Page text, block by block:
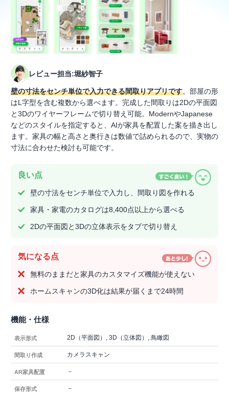
レビュー担当:堀紗智子
壁の寸法をセンチ単位で入力できる間取りアプリです。部屋の形
はL字型を含む複数から選べます。完成した間取りは2Dの平面図
と3Dのワイヤーフレームで切り替え可能。ModernやJapanese
などのスタイルを指定すると、AIが家具を配置した案を描き出し
ます。家具の幅と高さと奥行きは数値で詰められるので、実物の
寸法に合わせた検討も可能です。
良い点
壁の寸法をセンチ単位で入力し、間取り図を作れる
家具・家電のカタログは8,400点以上から選べる
2Dの平面図と3Dの立体表示をタブで切り替え
気になる点
無料のままだと家具のカスタマイズ機能が使えない
ホームスキャンの3D化は結果が届くまで24時間
機能・仕様
表示形式 2D（平面図）, 3D（立体図）, 鳥瞰図
間取り作成 カメラスキャン
AR家具配置 －
保存形式 －